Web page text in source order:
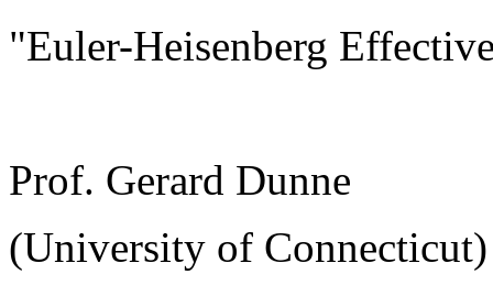
"Euler-Heisenberg
Prof. Gerard Dunne
(University of Connecticut)